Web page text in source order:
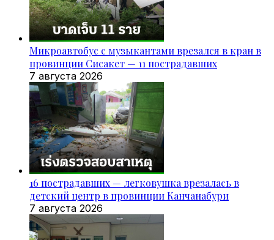
Микроавтобус с музыкантами врезался в кран в
провинции Сисакет — 11 пострадавших
7 августа 2026
16 пострадавших — легковушка врезалась в
детский центр в провинции Канчанабури
7 августа 2026